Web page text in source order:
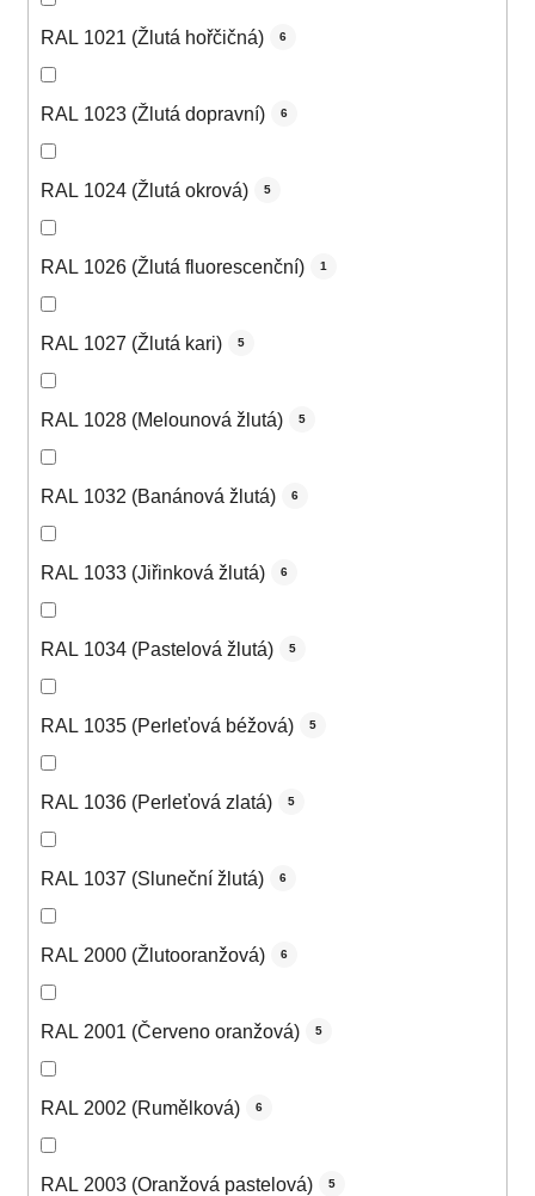
RAL 1021 (Žlutá hořčičná) 6
RAL 1023 (Žlutá dopravní) 6
RAL 1024 (Žlutá okrová) 5
RAL 1026 (Žlutá fluorescenční) 1
RAL 1027 (Žlutá kari) 5
RAL 1028 (Melounová žlutá) 5
RAL 1032 (Banánová žlutá) 6
RAL 1033 (Jiřinková žlutá) 6
RAL 1034 (Pastelová žlutá) 5
RAL 1035 (Perleťová béžová) 5
RAL 1036 (Perleťová zlatá) 5
RAL 1037 (Sluneční žlutá) 6
RAL 2000 (Žlutooranžová) 6
RAL 2001 (Červeno oranžová) 5
RAL 2002 (Rumělková) 6
RAL 2003 (Oranžová pastelová) 5